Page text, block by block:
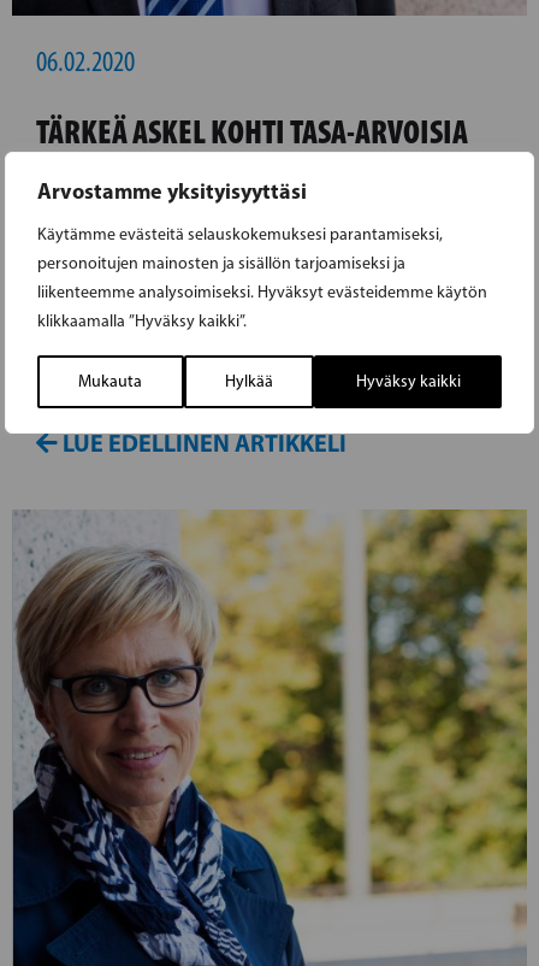
Arvostamme yksityisyyttäsi
Käytämme evästeitä selauskokemuksesi parantamiseksi,
personoitujen mainosten ja sisällön tarjoamiseksi ja
liikenteemme analysoimiseksi. Hyväksyt evästeidemme käytön
klikkaamalla ”Hyväksy kaikki”.
Mukauta Hylkää Hyväksy kaikki
06.02.2020
TÄRKEÄ ASKEL KOHTI TASA-ARVOISIA
PERHEVAPAITA
Suunnitellun mallin mukaan päivärahapäivien
yhteen laskettu määrä kasvaa. Molemmat
vanhemmat saavat yhtä suuren kiintiön, 164
toiselle 69 päivää omasta kiintiöstään.
LUE EDELLINEN ARTIKKELI